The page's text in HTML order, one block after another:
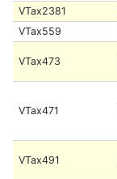
VTax2381
VTax559
VTax473
VTax471
VTax491